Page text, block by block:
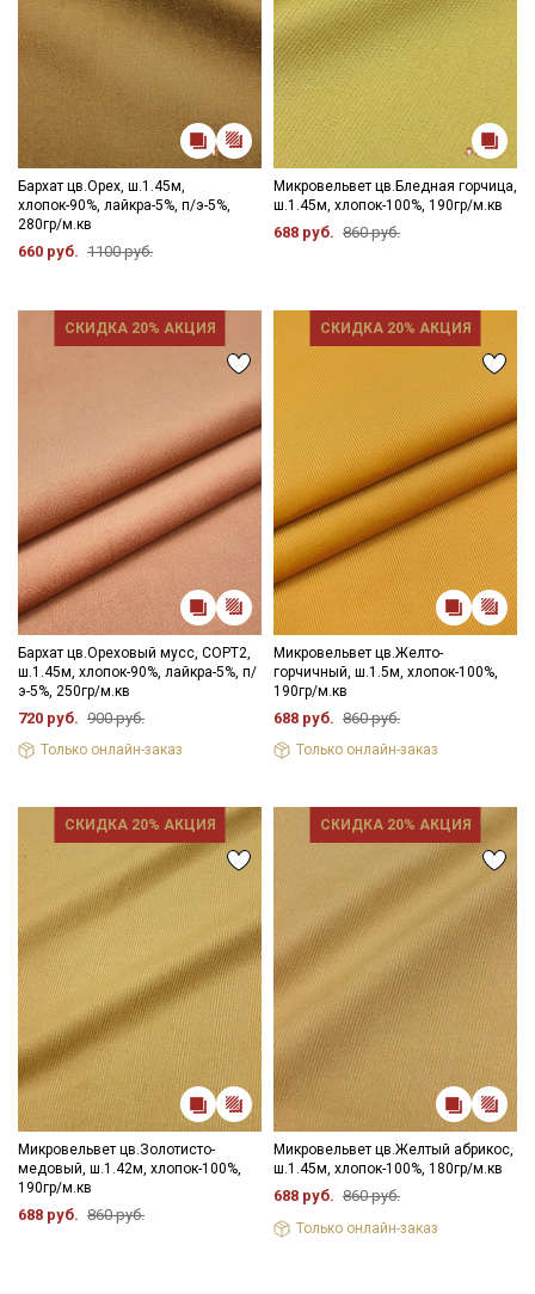
Бархат цв.Орех, ш.1.45м,
хлопок-90%, лайкра-5%, п/э-5%,
280гр/м.кв
660 руб. 1100 руб.
Микровельвет цв.Бледная горчица,
ш.1.45м, хлопок-100%, 190гр/м.кв
688 руб. 860 руб.
СКИДКА 20% АКЦИЯ
Бархат цв.Ореховый мусс, СОРТ2,
ш.1.45м, хлопок-90%, лайкра-5%, п/
э-5%, 250гр/м.кв
720 руб. 900 руб.
Только онлайн-заказ
СКИДКА 20% АКЦИЯ
Микровельвет цв.Желто-
горчичный, ш.1.5м, хлопок-100%,
190гр/м.кв
688 руб. 860 руб.
Только онлайн-заказ
СКИДКА 20% АКЦИЯ
Микровельвет цв.Золотисто-
медовый, ш.1.42м, хлопок-100%,
190гр/м.кв
688 руб. 860 руб.
СКИДКА 20% АКЦИЯ
Микровельвет цв.Желтый абрикос,
ш.1.45м, хлопок-100%, 180гр/м.кв
688 руб. 860 руб.
Только онлайн-заказ
данных
Даю
Согласие на получение рекламных и
информационных рассылок